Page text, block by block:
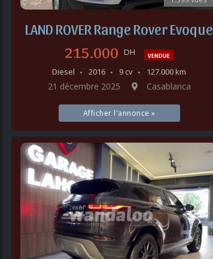
LAND ROVER Range Rover Evoque
215.000 DH VENDUE
Diesel 2016 9 cv 127.000 km
21 décembre 2025 Casablanca
Afficher l'annonce »